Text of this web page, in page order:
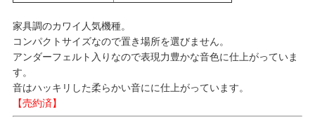
家具調のカワイ人気機種。
コンパクトサイズなので置き場所を選びません。
アンダーフェルト入りなので表現力豊かな音色に仕上がっていま
す。
音はハッキリした柔らかい音にに仕上がっています。
【売約済】